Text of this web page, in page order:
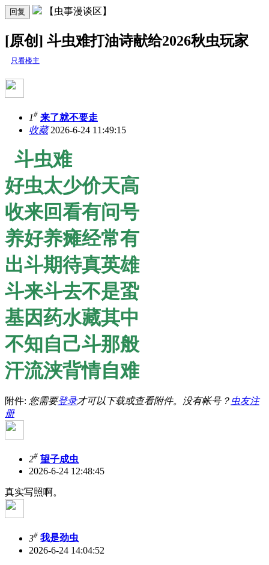
回复 【虫事漫谈区】
[原创] 斗虫难打油诗献给2026秋虫玩家
只看楼主
1# 来了就不要走
收藏2026-6-24 11:49:15
斗虫难
好虫太少价天高
收来回看有问号
养好养瘫经常有
出斗期待真英雄
斗来斗去不是蛩
基因药水藏其中
不知自己斗那般
汗流浃背情自难
附件: 您需要登录才可以下载或查看附件。没有帐号？ 虫友注
册
2# 望子成虫
2026-6-24 12:48:45
真实写照啊。
3# 我是劲虫
2026-6-24 14:04:52